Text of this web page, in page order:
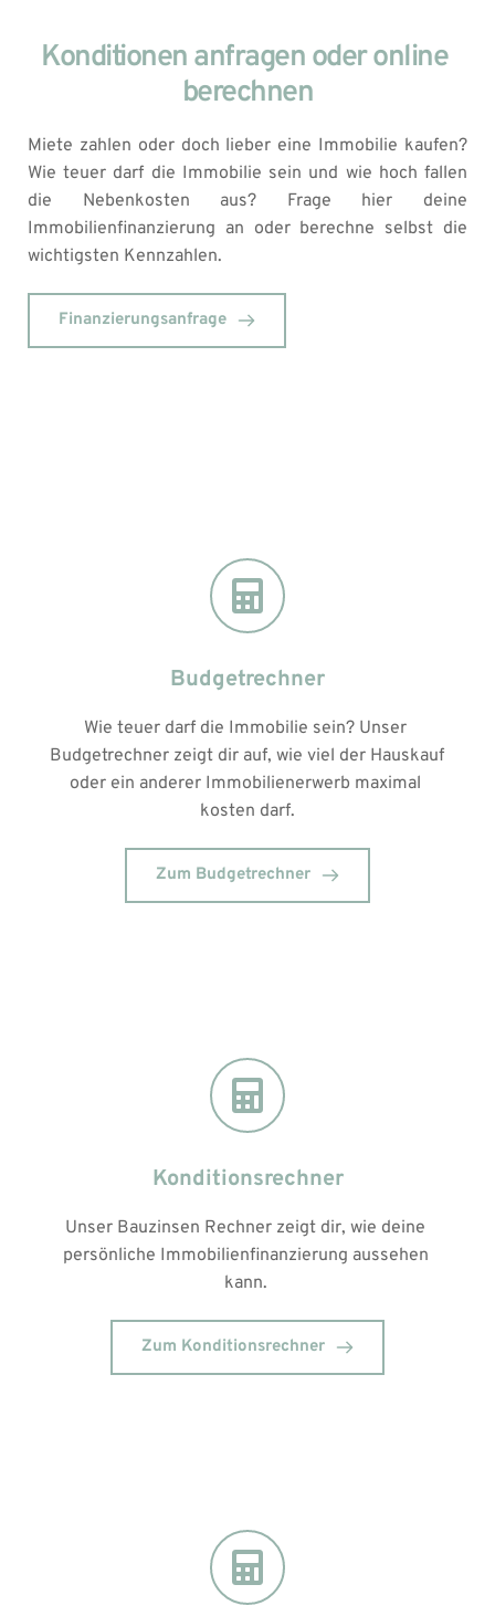
Konditionen anfragen oder online
berechnen
Miete zahlen oder doch lieber eine Immobilie kaufen?
Wie teuer darf die Immobilie sein und wie hoch fallen
die Nebenkosten aus? Frage hier deine
Immobilienfinanzierung an oder berechne selbst die
wichtigsten Kennzahlen.
Finanzierungsanfrage
Budgetrechner
Wie teuer darf die Immobilie sein? Unser
Budgetrechner zeigt dir auf, wie viel der Hauskauf
oder ein anderer Immobilienerwerb maximal
kosten darf.
Zum Budgetrechner
Konditionsrechner
Unser Bauzinsen Rechner zeigt dir, wie deine
persönliche Immobilienfinanzierung aussehen
kann.
Zum Konditionsrechner